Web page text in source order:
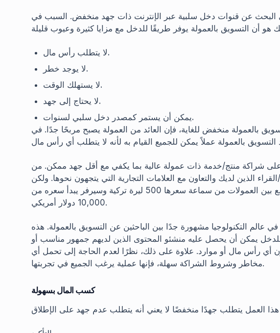
البحث عن قنوات دخل سلبية عبر الإنترنت ذات جهد منخفض. السبب في
لا يتطلب رأس مال.
لا يوجد خطر.
لا يستهلك الوقت.
لا يحتاج إلى جهد.
يمكن أن يستمر كمصدر دخل سلبي لسنوات.
بالعمولة منخفض للغاية، فإن العائد من العمولة يصبح مربحًا جدًا. في
على شراكة منتج/خدمة ذات عمولة عالية بما يكفي مع أقل جهد ممكن. من
الذين لديك والتعاون مع العلامات التجارية التي يتجهون نحوها. ولكن
على سبيل المثال، هناك فرق شاسع بين العمولات من سماعة سعرها 500 ليرة تركية وسيرفر يبدأ سعره من
10,000 دولار أمريكي.
عالم التكنولوجيا مشهورة جدًا بين الباحثين عن التسويق بالعمولة. هذه
يمكن أن يحصل عليه منشئو المحتوى الذين لديهم جمهور مناسب أو
أي رأس مال أو موارد. علاوة على ذلك، نظرًا لعدم الحاجة إلى تحمل أي
مخاطر وشروط الشراكة سهلة، فإنها عملية يرغب الجميع في تجربتها.
كسب المال بسهولة